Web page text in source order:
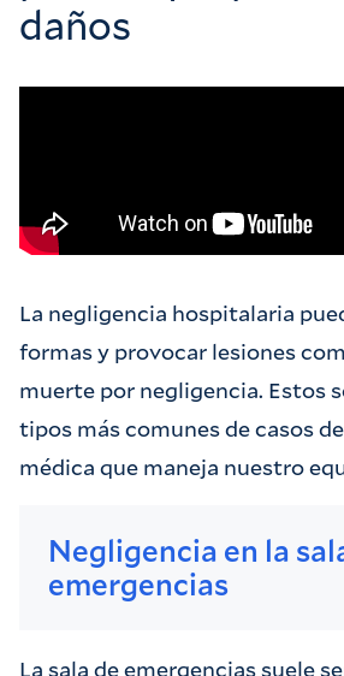
daños
La negligencia hospitalaria
formas y provocar lesiones
muerte por negligencia. Estos
tipos más comunes de casos
médica que maneja nuestro
Negligencia en la
emergencias
La sala de emergencias suele